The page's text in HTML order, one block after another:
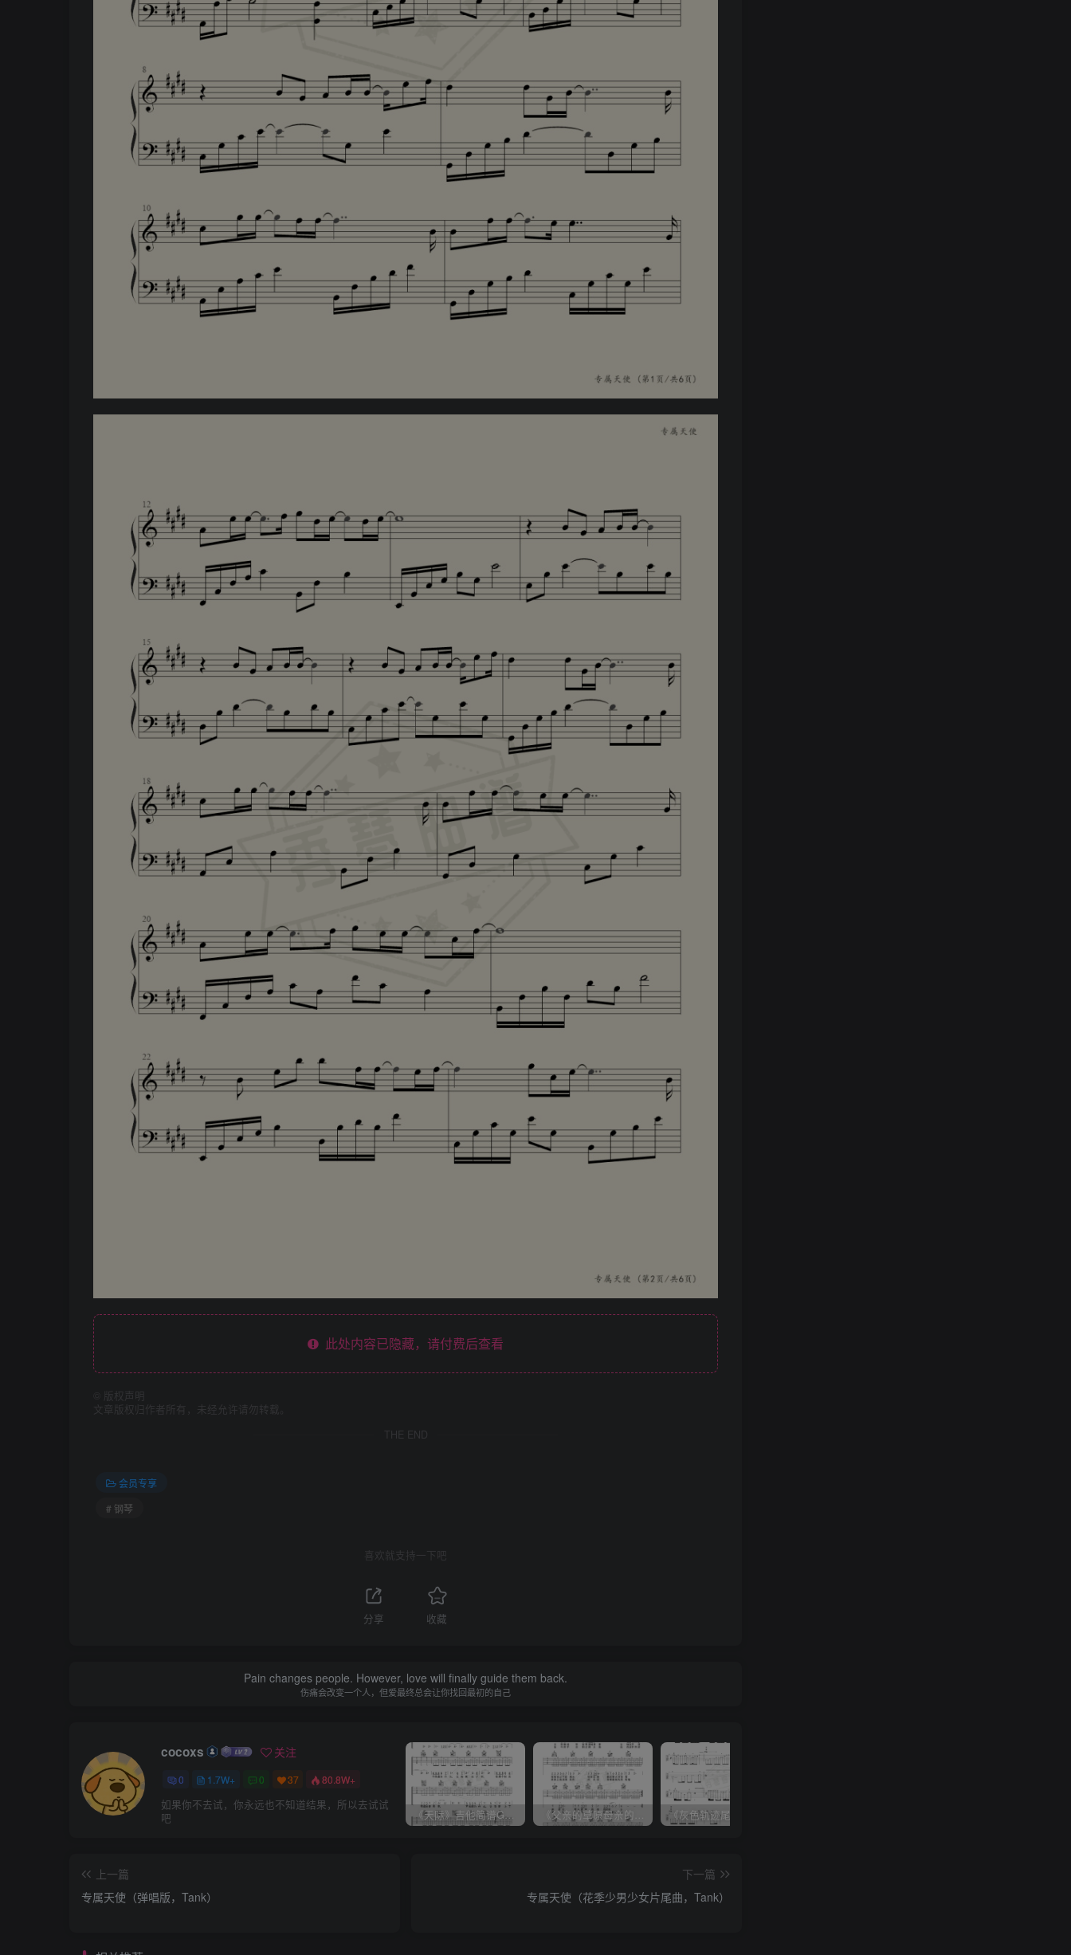
此处内容已隐藏，请付费后查看
版权声明
文章版权归作者所有，未经允许请勿转载。
THE END
会员专享
# 钢琴
喜欢就支持一下吧
分享 收藏
Pain changes people. However, love will finally guide them back.
伤痛会改变一个人，但爱最终总会让你找回最初的自己
cocoxs 关注
0 1.7W+ 0 37 80.8W+
如果你不去试，你永远也不知道结果，所以去试试
吧
《天际》吉他简谱G调弹唱谱（姜玉阳） 《父亲的草原母亲的河》吉他简谱C调弹唱谱（腾格尔）
上一篇
专属天使（弹唱版，Tank）
下一篇
专属天使（花季少男少女片尾曲，Tank）